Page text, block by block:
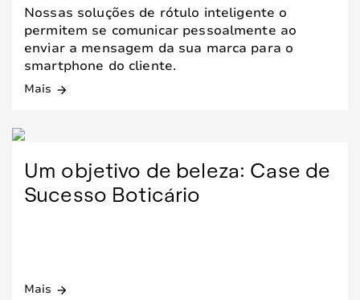
Nossas soluções de rótulo inteligente o
permitem se comunicar pessoalmente ao
enviar a mensagem da sua marca para o
smartphone do cliente.
Mais arrow_forward
Um objetivo de beleza: Case de
Sucesso Boticário
Mais arrow_forward